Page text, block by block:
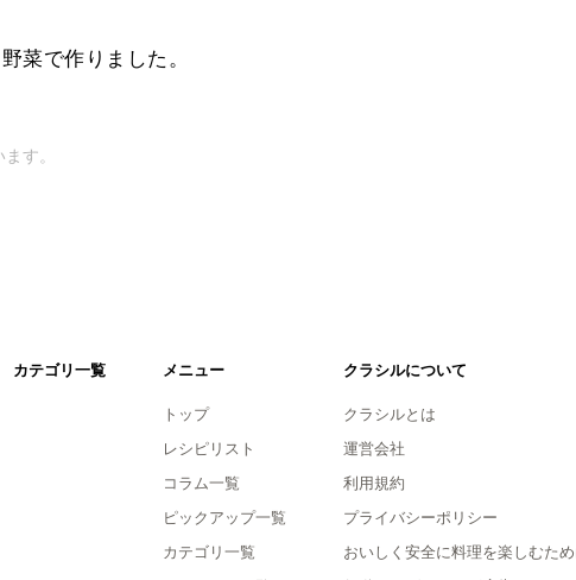
菜で作りました。
す。
カテゴリ一覧 メニュー
トップ
レシピリスト
コラム一覧
ピックアップ一覧
カテゴリ一覧
クラシルについて
クラシルとは
運営会社
利用規約
プライバシーポリシー
おいしく安全に料理を楽しむため